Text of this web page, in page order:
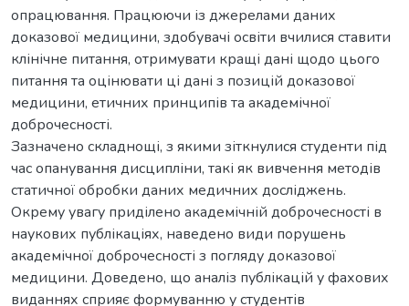
опрацювання. Працюючи із джерелами даних
доказової медицини, здобувачі освіти вчилися ставити
клінічне питання, отримувати кращі дані щодо цього
питання та оцінювати ці дані з позицій доказової
медицини, етичних принципів та академічної
доброчесності.
Зазначено складнощі, з якими зіткнулися студенти під
час опанування дисципліни, такі як вивчення методів
статичної обробки даних медичних досліджень.
Окрему увагу приділено академічній доброчесності в
наукових публікаціях, наведено види порушень
академічної доброчесності з погляду доказової
медицини. Доведено, що аналіз публікацій у фахових
виданнях сприяє формуванню у студентів